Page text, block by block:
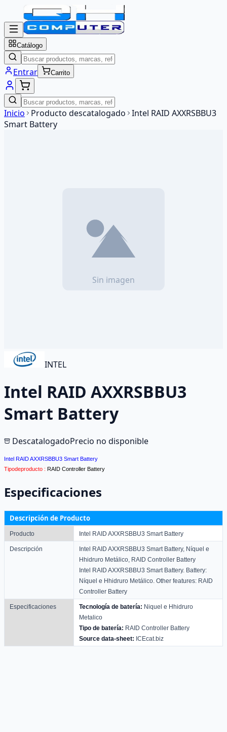
Catálogo
Entrar Carrito
Inicio Producto descatalogado Intel RAID AXXRSBBU3
Smart Battery
INTEL
Intel RAID AXXRSBBU3
Smart Battery
DescatalogadoPrecio no disponible
Intel RAID AXXRSBBU3 Smart Battery
Tipodeproducto : RAID Controller Battery
Especificaciones
Descripción de Producto
Producto Intel RAID AXXRSBBU3 Smart Battery
Descripción
Intel RAID AXXRSBBU3 Smart Battery, Níquel e
Hhidruro Metálico, RAID Controller Battery
Intel RAID AXXRSBBU3 Smart Battery. Battery:
Níquel e Hhidruro Metálico. Other features: RAID
Controller Battery
Especificaciones Tecnología de batería: Ni­quel e Hhidruro
Metalico
Tipo de batería: RAID Controller Battery
Source data-sheet: ICEcat.biz